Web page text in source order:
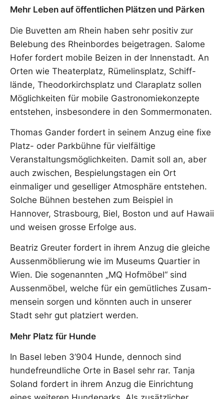
Mehr Leben auf öffentlichen Plätzen und Pärken
Die Buvetten am Rhein haben sehr positiv zur
Belebung des Rheinbordes beigetragen. Salome
Hofer fordert mobile Beizen in der Innenstadt. An
Orten wie Theaterplatz, Rümelinsplatz, Schiff­
lände, Theodorkirchsplatz und Claraplatz sollen
Möglichkeiten für mobile Gastronomiekonzepte
entstehen, insbesondere in den Sommermonaten.
Thomas Gander fordert in seinem Anzug eine fixe
Platz- oder Parkbühne für vielfältige
Veranstaltungsmöglichkeiten. Damit soll an, aber
auch zwischen, Bespielungstagen ein Ort
einmaliger und geselliger Atmosphäre entstehen.
Solche Bühnen bestehen zum Beispiel in
Hannover, Strasbourg, Biel, Boston und auf Hawaii
und weisen grosse Erfolge aus.
Beatriz Greuter fordert in ihrem Anzug die gleiche
Aussenmöblierung wie im Museums Quartier in
Wien. Die sogenannten „MQ Hofmöbel“ sind
Aussenmöbel, welche für ein gemütliches Zusam­
mensein sorgen und könnten auch in unserer
Stadt sehr gut platziert werden.
Mehr Platz für Hunde
In Basel leben 3’904 Hunde, dennoch sind
hundefreundliche Orte in Basel sehr rar. Tanja
Soland fordert in ihrem Anzug die Einrichtung